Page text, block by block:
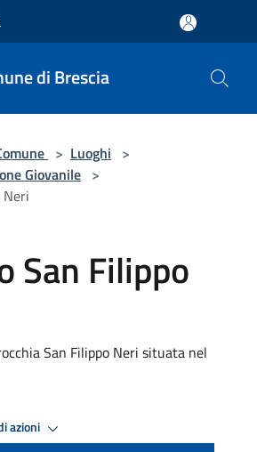
di Brescia
> Luoghi >
Giovanile >
San Filippo
San Filippo Neri situata nel
azioni